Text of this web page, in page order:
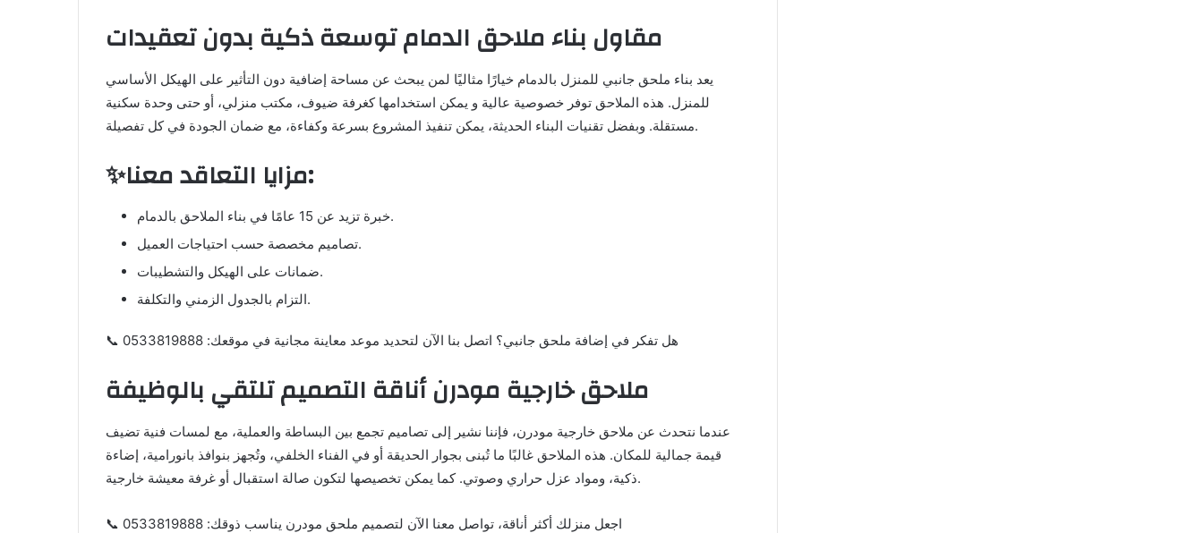
مقاول بناء ملاحق الدمام توسعة ذكية بدون تعقيدات
يعد بناء ملحق جانبي للمنزل بالدمام خيارًا مثاليًا لمن يبحث عن مساحة إضافية دون التأثير على الهيكل الأساسي
للمنزل. هذه الملاحق توفر خصوصية عالية و يمكن استخدامها كغرفة ضيوف، مكتب منزلي، أو حتى وحدة سكنية
مستقلة. وبفضل تقنيات البناء الحديثة، يمكن تنفيذ المشروع بسرعة وكفاءة، مع ضمان الجودة في كل تفصيلة.
✨مزايا التعاقد معنا:
خبرة تزيد عن 15 عامًا في بناء الملاحق بالدمام.
تصاميم مخصصة حسب احتياجات العميل.
ضمانات على الهيكل والتشطيبات.
التزام بالجدول الزمني والتكلفة.
📞 هل تفكر في إضافة ملحق جانبي؟ اتصل بنا الآن لتحديد موعد معاينة مجانية في موقعك: 0533819888
ملاحق خارجية مودرن أناقة التصميم تلتقي بالوظيفة
عندما نتحدث عن ملاحق خارجية مودرن، فإننا نشير إلى تصاميم تجمع بين البساطة والعملية، مع لمسات فنية تضيف
قيمة جمالية للمكان. هذه الملاحق غالبًا ما تُبنى بجوار الحديقة أو في الفناء الخلفي، وتُجهز بنوافذ بانورامية، إضاءة
ذكية، ومواد عزل حراري وصوتي. كما يمكن تخصيصها لتكون صالة استقبال أو غرفة معيشة خارجية.
📞 اجعل منزلك أكثر أناقة، تواصل معنا الآن لتصميم ملحق مودرن يناسب ذوقك: 0533819888